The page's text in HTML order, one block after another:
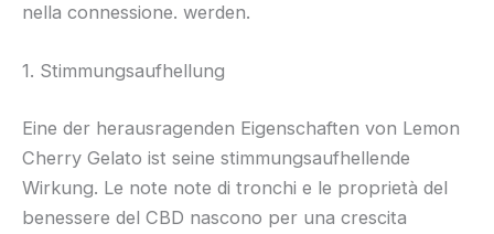
nella connessione. werden.
1. Stimmungsaufhellung
Eine der herausragenden Eigenschaften von Lemon
Cherry Gelato ist seine stimmungsaufhellende
Wirkung. Le note note di tronchi e le proprietà del
benessere del CBD nascono per una crescita